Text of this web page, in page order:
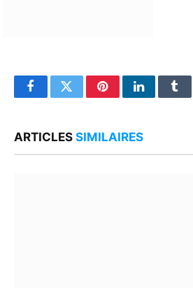
FacebookTwitterPinterestLinkedIn
ARTICLES SIMILAIRES